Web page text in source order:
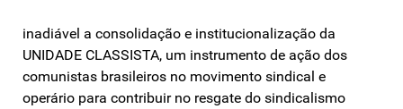
inadiável a consolidação e institucionalização da
UNIDADE CLASSISTA, um instrumento de ação dos
comunistas brasileiros no movimento sindical e
operário para contribuir no resgate do sindicalismo